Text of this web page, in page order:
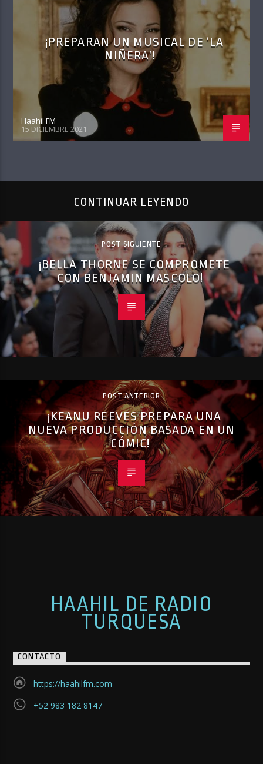
¡PREPARAN UN MUSICAL DE ‘LA
NIÑERA’!
Haahil FM
15 DICIEMBRE 2021
CONTINUAR LEYENDO
POST SIGUIENTE
¡BELLA THORNE SE COMPROMETE
CON BENJAMIN MASCOLO!
POST ANTERIOR
¡KEANU REEVES PREPARA UNA
NUEVA PRODUCCIÓN BASADA EN UN
CÓMIC!
HAAHIL DE RADIO
TURQUESA
CONTACTO
https://haahilfm.com
+52 983 182 8147